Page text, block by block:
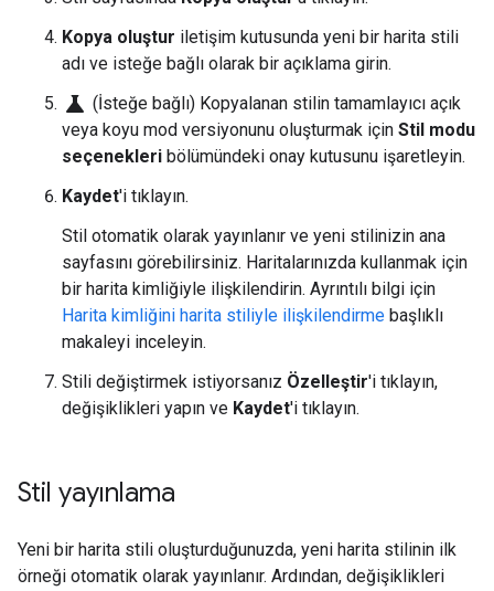
Kopya oluştur iletişim kutusunda yeni bir harita stili
adı ve isteğe bağlı olarak bir açıklama girin.
science (İsteğe bağlı) Kopyalanan stilin tamamlayıcı açık
veya koyu mod versiyonunu oluşturmak için Stil modu
seçenekleri bölümündeki onay kutusunu işaretleyin.
Kaydet'i tıklayın.
Stil otomatik olarak yayınlanır ve yeni stilinizin ana
sayfasını görebilirsiniz. Haritalarınızda kullanmak için
bir harita kimliğiyle ilişkilendirin. Ayrıntılı bilgi için
Harita kimliğini harita stiliyle ilişkilendirme başlıklı
makaleyi inceleyin.
Stili değiştirmek istiyorsanız Özelleştir'i tıklayın,
değişiklikleri yapın ve Kaydet'i tıklayın.
Stil yayınlama
Yeni bir harita stili oluşturduğunuzda, yeni harita stilinin ilk
örneği otomatik olarak yayınlanır. Ardından, değişiklikleri